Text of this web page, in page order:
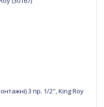
3 пр. 1/2", King Roy